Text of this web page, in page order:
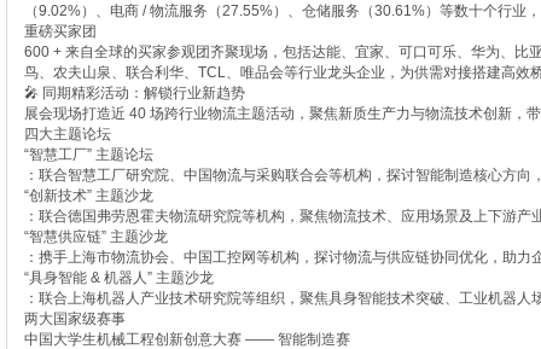
（9.02%）、电商 / 物流服务（27.55%）、仓储服务（30.61%）等数十个行业
重磅买家团
600 + 来自全球的买家参观团齐聚现场，包括达能、宜家、可口可乐、华为、比
鸟、农夫山泉、联合利华、TCL、唯品会等行业龙头企业，为供需对接搭建高效
🎤 同期精彩活动：解锁行业新趋势
展会现场打造近 40 场跨行业物流主题活动，聚焦新质生产力与物流技术创新，
四大主题论坛
“智慧工厂” 主题论坛
：联合智慧工厂研究院、中国物流与采购联合会等机构，探讨智能制造核心方向
“创新技术” 主题沙龙
：联合德国弗劳恩霍夫物流研究院等机构，聚焦物流技术、应用场景及上下游产
“智慧供应链” 主题沙龙
：携手上海市物流协会、中国工控网等机构，探讨物流与供应链协同优化，助力
“具身智能 & 机器人” 主题沙龙
：联合上海机器人产业技术研究院等组织，聚焦具身智能技术突破、工业机器人
两大国家级赛事
中国大学生机械工程创新创意大赛 —— 智能制造赛